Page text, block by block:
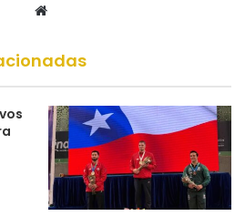
Sitio